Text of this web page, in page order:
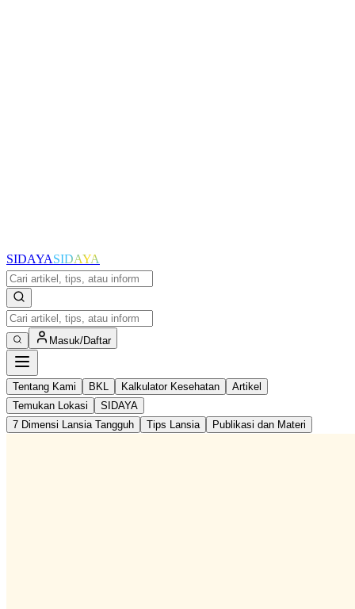
SIDAYASIDAYA
Masuk/Daftar
Tentang Kami BKL Kalkulator Kesehatan
Artikel
Temukan Lokasi
SIDAYA
7 Dimensi Lansia Tangguh
Tips Lansia Publikasi dan Materi